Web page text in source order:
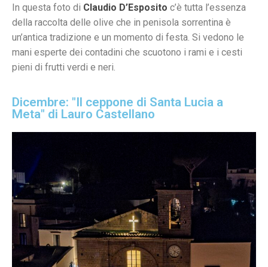
In questa foto di Claudio D’Esposito c’è tutta l’essenza
della raccolta delle olive che in penisola sorrentina è
un’antica tradizione e un momento di festa. Si vedono le
mani esperte dei contadini che scuotono i rami e i cesti
pieni di frutti verdi e neri.
Dicembre: "Il ceppone di Santa Lucia a
Meta" di Lauro Castellano